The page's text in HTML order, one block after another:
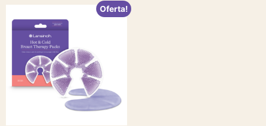
Oferta!